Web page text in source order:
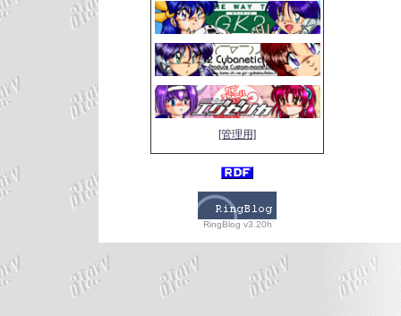
[管理用]
RingBlog v3.20h